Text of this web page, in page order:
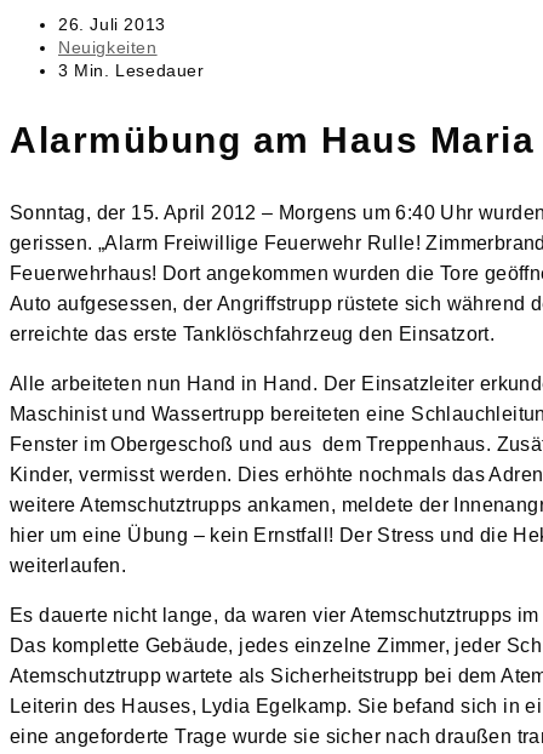
Beitrag
veröffentlicht:
26. Juli 2013
Beitrags-
Kategorie:
Neuigkeiten
Lesedauer:
3 Min. Lesedauer
Alarmübung am Haus
Sonntag, der 15. April 2012 – Morgens um 6:40 Uhr
gerissen. „Alarm Freiwillige Feuerwehr Rulle!
Feuerwehrhaus! Dort angekommen wurden die Tore
Auto aufgesessen, der Angriffstrupp rüstete sich während
erreichte das erste Tanklöschfahrzeug den Einsatzort.
Alle arbeiteten nun Hand in Hand. Der Einsatzleiter
Maschinist und Wassertrupp bereiteten eine
Fenster im Obergeschoß und aus dem Treppenhaus.
Kinder, vermisst werden. Dies erhöhte nochmals das
weitere Atemschutztrupps ankamen, meldete der
hier um eine Übung – kein Ernstfall! Der Stress und die
weiterlaufen.
Es dauerte nicht lange, da waren vier Atemschutztrupps
Das komplette Gebäude, jedes einzelne Zimmer, jeder
Atemschutztrupp wartete als Sicherheitstrupp bei dem
Leiterin des Hauses, Lydia Egelkamp. Sie befand sich in
eine angeforderte Trage wurde sie sicher nach draußen